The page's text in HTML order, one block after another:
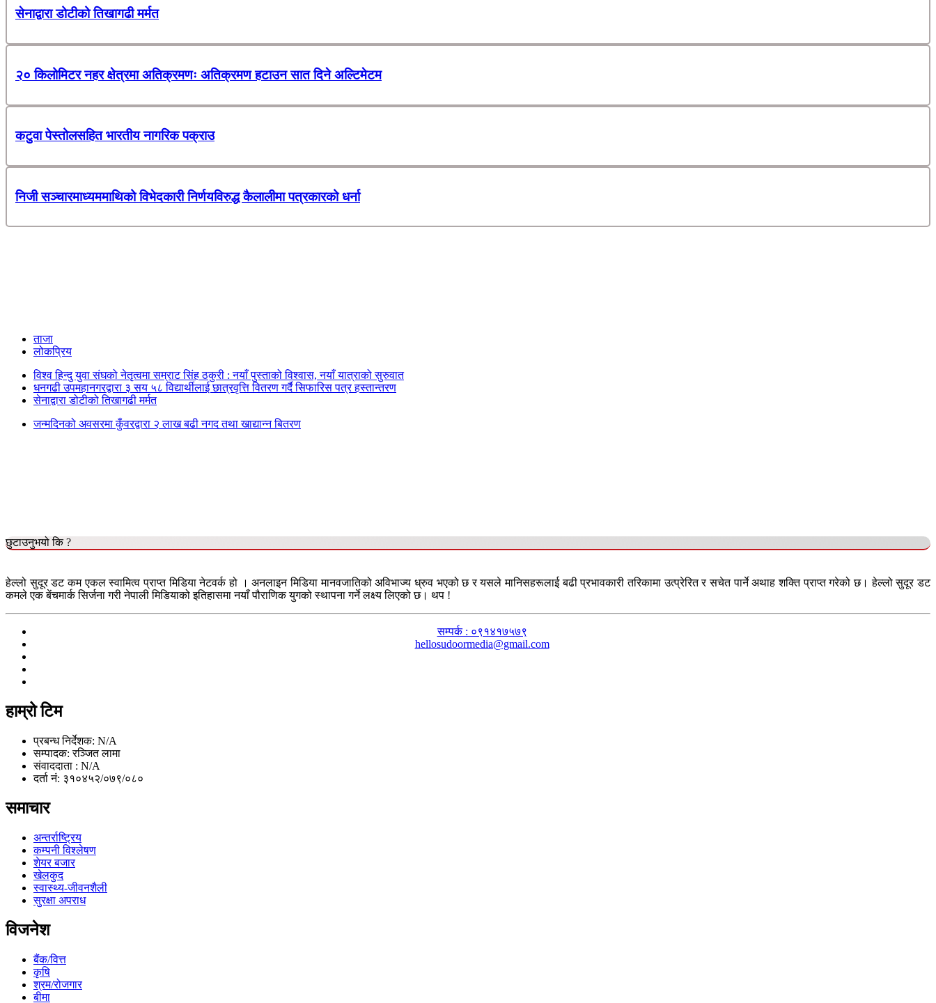
सेनाद्वारा डोटीको तिखागढी मर्मत
२० किलोमिटर नहर क्षेत्रमा अतिक्रमणः अतिक्रमण हटाउन सात दिने अल्टिमेटम
कटुवा पेस्तोलसहित भारतीय नागरिक पक्राउ
निजी सञ्चारमाध्यममाथिको विभेदकारी निर्णयविरुद्ध कैलालीमा पत्रकारको धर्ना
ताजा
लोकप्रिय
विश्व हिन्दु युवा संघको नेतृत्वमा सम्राट सिंह ठकुरी : नयाँ पुस्ताको विश्वास, नयाँ यात्राको सुरुवात
धनगढी उपमहानगरद्वारा ३ सय ५८ विद्यार्थीलाई छात्रवृत्ति वितरण गर्दै सिफारिस पत्र हस्तान्तरण
सेनाद्वारा डोटीको तिखागढी मर्मत
जन्मदिनको अवसरमा कुँवरद्वारा २ लाख बढी नगद तथा खाद्यान्न बितरण
छुटाउनुभयो कि ?
हेल्लो सुदूर डट कम एकल स्वामित्व प्राप्त मिडिया नेटवर्क हो । अनलाइन मिडिया मानवजातिको अविभाज्य ध्रुव भएको छ र यसले मानिसहरूलाई बढी प्रभावकारी तरिकामा उत्प्रेरित र सचेत पार्ने अथाह शक्ति प्राप्त गरेको छ। हेल्लो सुदूर डट
कमले एक बेंचमार्क सिर्जना गरी नेपाली मिडियाको इतिहासमा नयाँ पौराणिक युगको स्थापना गर्ने लक्ष्य लिएको छ। थप !
सम्पर्क : ०९१४१७५७९
hellosudoormedia@gmail.com
हाम्रो टिम
प्रबन्ध निर्देशक: N/A
सम्पादक: रञ्जित लामा
संवाददाता : N/A
दर्ता नं: ३१०४५२/०७९/०८०
समाचार
अन्तर्राष्ट्रिय
कम्पनी विश्लेषण
शेयर बजार
खेलकुद
स्वास्थ्य-जीवनशैली
सुरक्षा अपराध
विजनेश
बैंक/वित्त
कृषि
श्रम/रोजगार
बीमा